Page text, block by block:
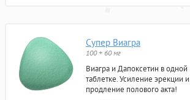
Супер Виагра
100 + 60 мг
Виагра и Дапоксетин в одной
таблетке. Усиление эрекции и
продление полового акта!